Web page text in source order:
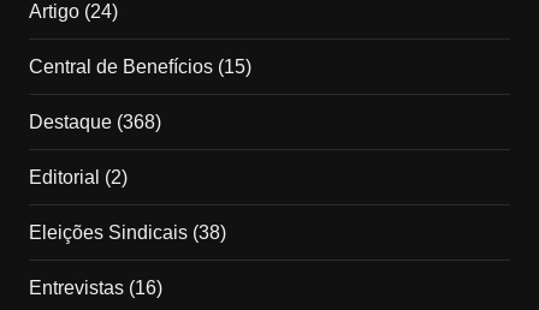
Artigo(24)
Central de Benefícios(15)
Destaque(368)
Editorial (2)
Eleições Sindicais(38)
Entrevistas(16)